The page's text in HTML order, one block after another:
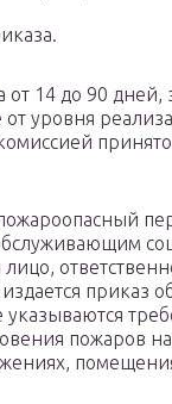
14 до 90 дней,
уровня
приказ
пожаров